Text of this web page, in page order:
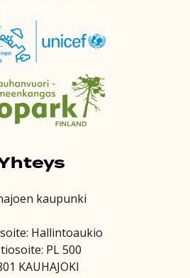
kaupunki
Hallintoaukio
PL 500
KAUHAJOKI